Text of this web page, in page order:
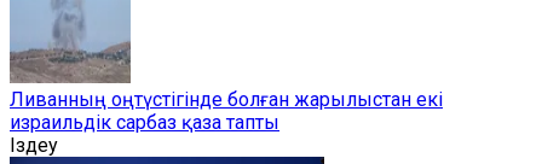
Ливанның оңтүстігінде болған жарылыстан екі
израильдік сарбаз қаза тапты
Іздеу